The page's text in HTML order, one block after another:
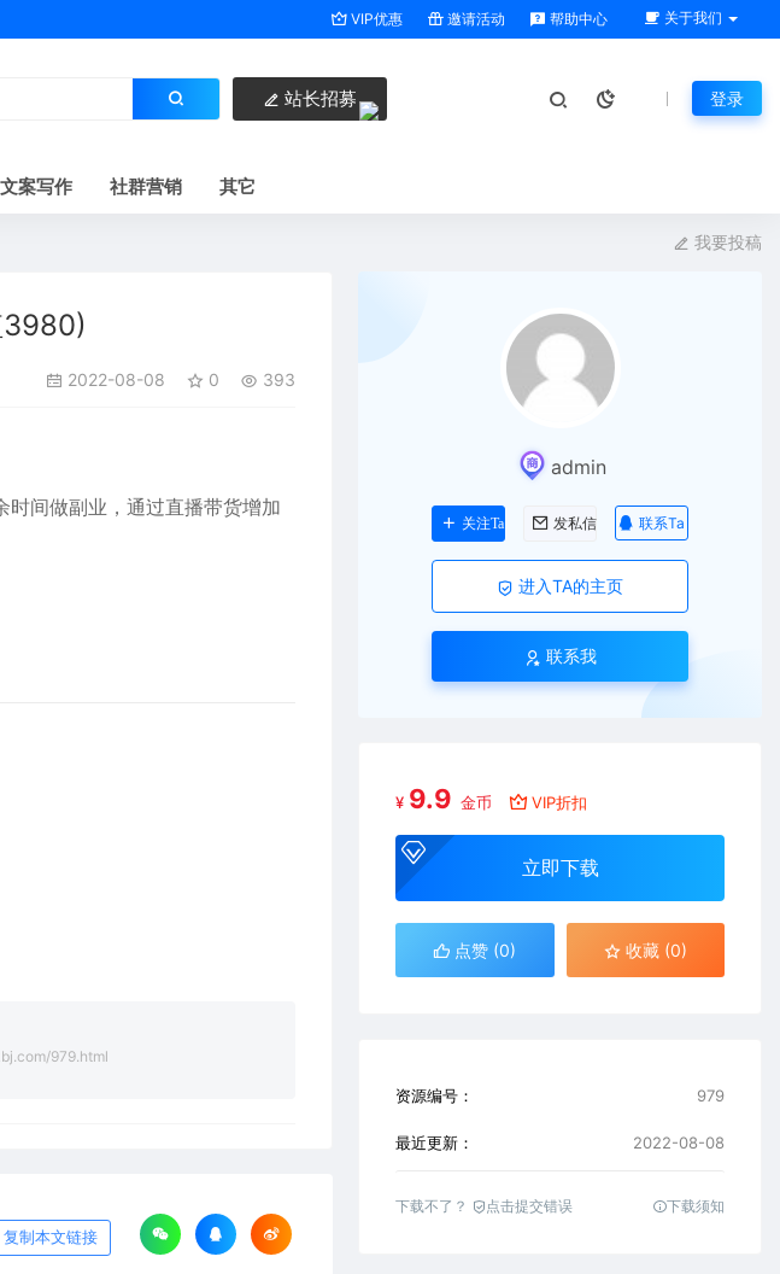
VIP优惠 邀请活动 帮助中心 关于我们
站长招募 登录
文案写作 社群营销 其它
我要投稿
3980)
2022-08-08 0 393
间做副业，通过直播带货增加
979.html
复制本文链接
admin
关注Ta 发私信 联系Ta
进入TA的主页
联系我
¥ 9.9 金币 VIP折扣
立即下载
点赞 (0) 收藏 (0)
资源编号： 979
最近更新： 2022-08-08
下载不了？ 点击提交错误 下载须知